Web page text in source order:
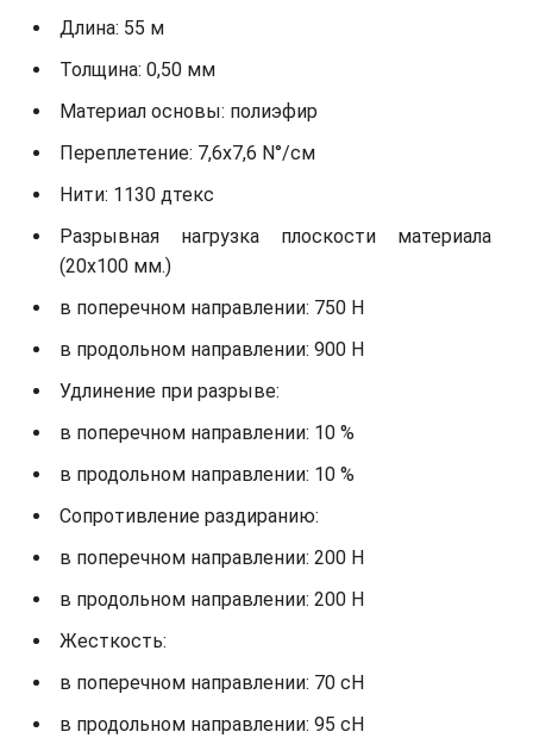
Длина: 55 м
Толщина: 0,50 мм
Материал основы: полиэфир
Переплетение: 7,6х7,6 N°/см
Нити: 1130 дтекс
Разрывная нагрузка плоскости материала
(20х100 мм.)
в поперечном направлении: 750 Н
в продольном направлении: 900 Н
Удлинение при разрыве:
в поперечном направлении: 10 %
в продольном направлении: 10 %
Сопротивление раздиранию:
в поперечном направлении: 200 Н
в продольном направлении: 200 Н
Жесткость:
в поперечном направлении: 70 сН
в продольном направлении: 95 сН